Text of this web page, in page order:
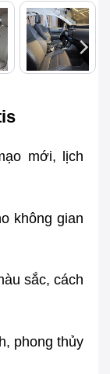
mới, lịch
không gian
sắc, cách
phong thủy